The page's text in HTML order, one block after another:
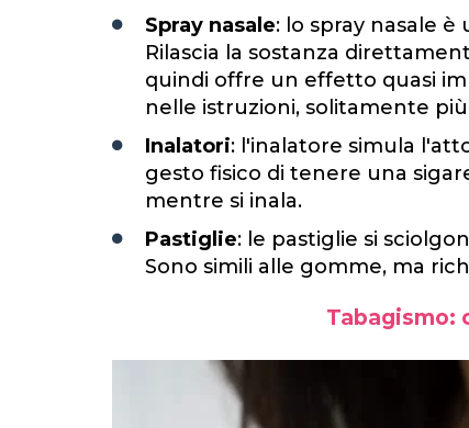
Spray nasale: lo spray nasale
Rilascia la sostanza
quindi offre un effetto quasi
nelle istruzioni, solitamente
Inalatori: l'inalatore simula
gesto fisico di tenere una
mentre si inala.
Pastiglie: le pastiglie si
Sono simili alle gomme, ma
Tabagismo: